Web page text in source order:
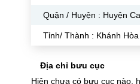
Quận / Huyện : Huyện
Tỉnh/ Thành : Khánh Hòa
Địa chỉ bưu cục
Hiện chưa có bưu cục nào,